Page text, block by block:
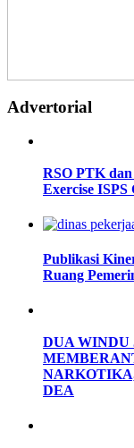
Advertorial
RSO PTK
Exercise
Publikasi
Ruang
DUA
DEA